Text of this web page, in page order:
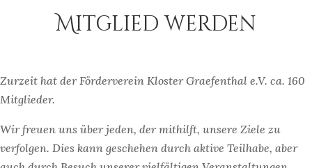
Mitglied werden
Zurzeit hat der Förderverein Kloster Graefenthal e.V. ca. 160
Mitglieder.
Wir freuen uns über jeden, der mithilft, unsere Ziele zu
verfolgen. Dies kann geschehen durch aktive Teilhabe, aber